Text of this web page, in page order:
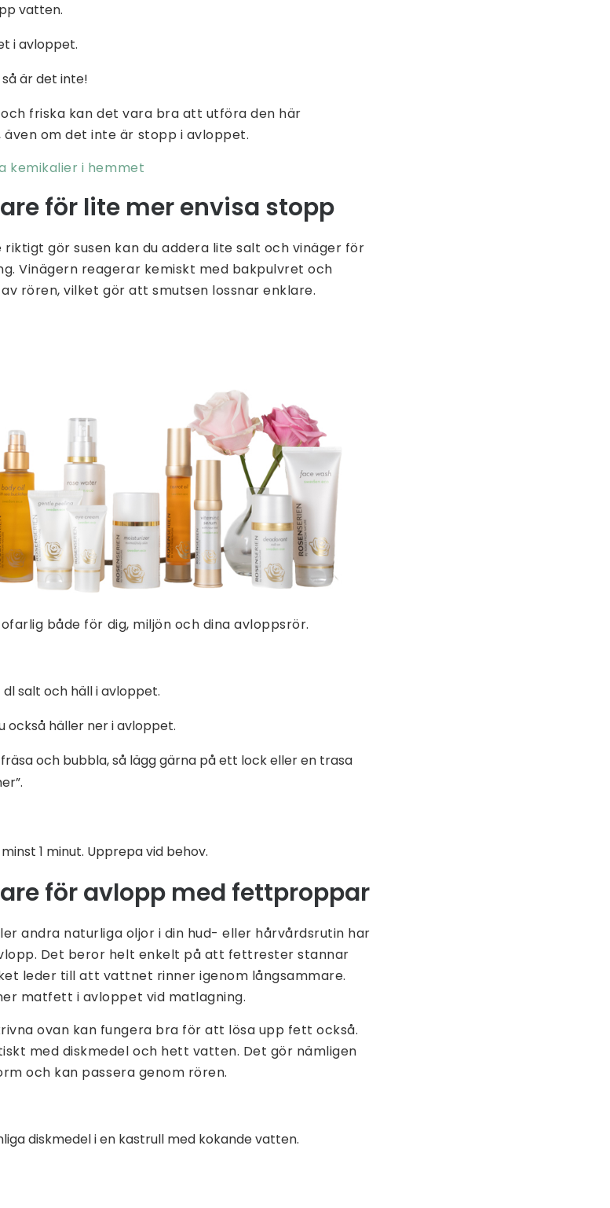
vatten.
i avloppet.
är det inte!
friska kan det vara bra att utföra den här
om det inte är stopp i avloppet.
kemikalier i hemmet
för lite mer envisa stopp
gör susen kan du addera lite salt och vinäger för
Vinägern reagerar kemiskt med bakpulvret och
rören, vilket gör att smutsen lossnar enklare.
både för dig, miljön och dina avloppsrör.
dl salt och häll i avloppet.
också häller ner i avloppet.
och bubbla, så lägg gärna på ett lock eller en trasa
1 minut. Upprepa vid behov.
för avlopp med fettproppar
andra naturliga oljor i din hud- eller hårvårdsrutin har
Det beror helt enkelt på att fettrester stannar
leder till att vattnet rinner igenom långsammare.
matfett i avloppet vid matlagning.
ovan kan fungera bra för att lösa upp fett också.
med diskmedel och hett vatten. Det gör nämligen
och kan passera genom rören.
diskmedel i en kastrull med kokande vatten.